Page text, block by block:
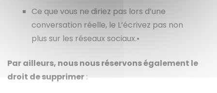
Ce que vous ne diriez pas lors d’une
conversation réelle, le L’écrivez pas non
plus sur les réseaux sociaux.•
Par ailleurs, nous nous réservons également le
droit de supprimer: